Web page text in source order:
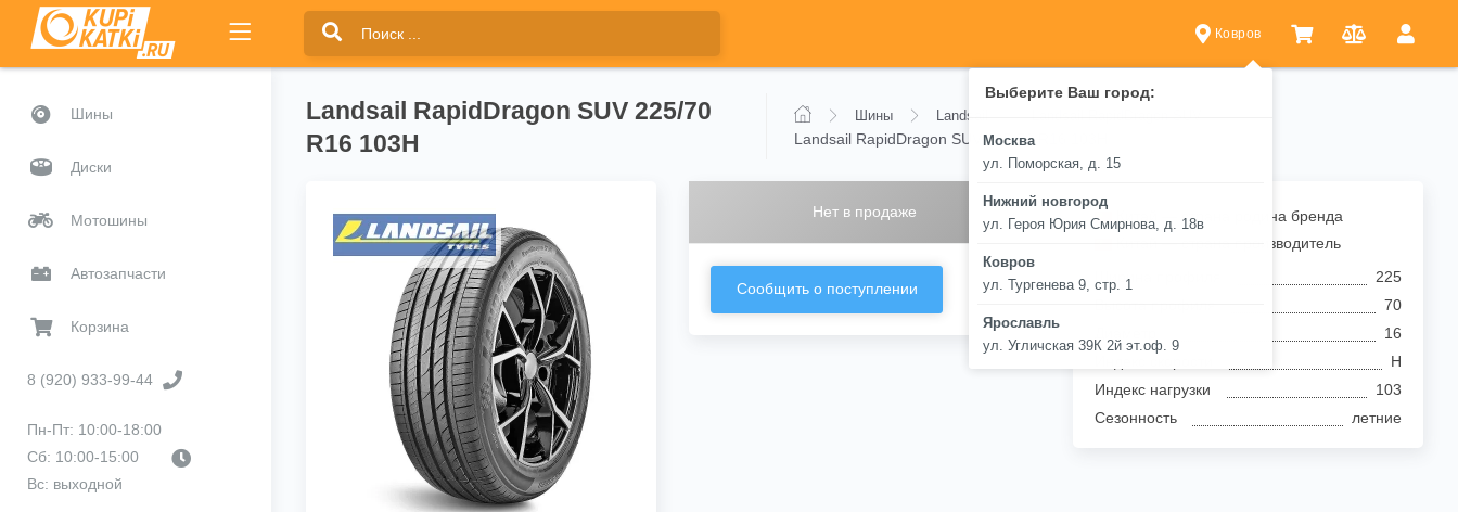
Ковров
Выберите Ваш город:
Москва
ул. Поморская, д. 15
Нижний новгород
ул. Героя Юрия Смирнова, д. 18в
Ковров
ул. Тургенева 9, стр. 1
Ярославль
ул. Угличская 39К 2й эт.оф. 9
Шины
Диски
Мотошины
Автозапчасти
Корзина
8 (920) 933-99-44
Пн-Пт: 10:00-18:00
Сб: 10:00-15:00
Вс: выходной
Landsail RapidDragon SUV 225/70
R16 103H
Шины Landsail
Landsail RapidDragon SUV 225/70 R16 103H
Нет в продаже
Сообщить о поступлении
Китай — страна родина бренда
Китай — страна производитель
Ширина профиля
225
70
16
H
Индекс нагрузки
103
Сезонность
летние